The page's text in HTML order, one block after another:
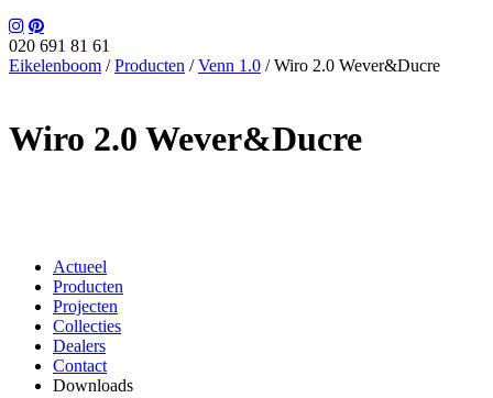
020 691 81 61
Eikelenboom /Producten /Venn 1.0 /Wiro 2.0 Wever&Ducre
Wiro 2.0 Wever&Ducre
Actueel
Producten
Projecten
Collecties
Dealers
Contact
Downloads